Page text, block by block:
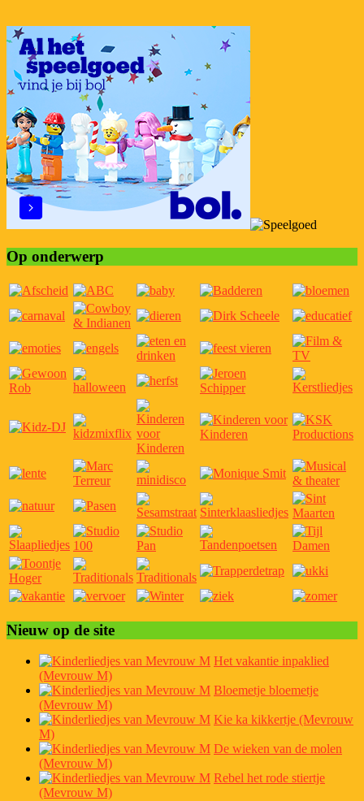
Op onderwerp
Nieuw op de site
Het vakantie inpaklied
(Mevrouw M)
Bloemetje bloemetje
(Mevrouw M)
Kie ka kikkertje (Mevrouw
M)
De wieken van de molen
(Mevrouw M)
Rebel het rode stiertje
(Mevrouw M)